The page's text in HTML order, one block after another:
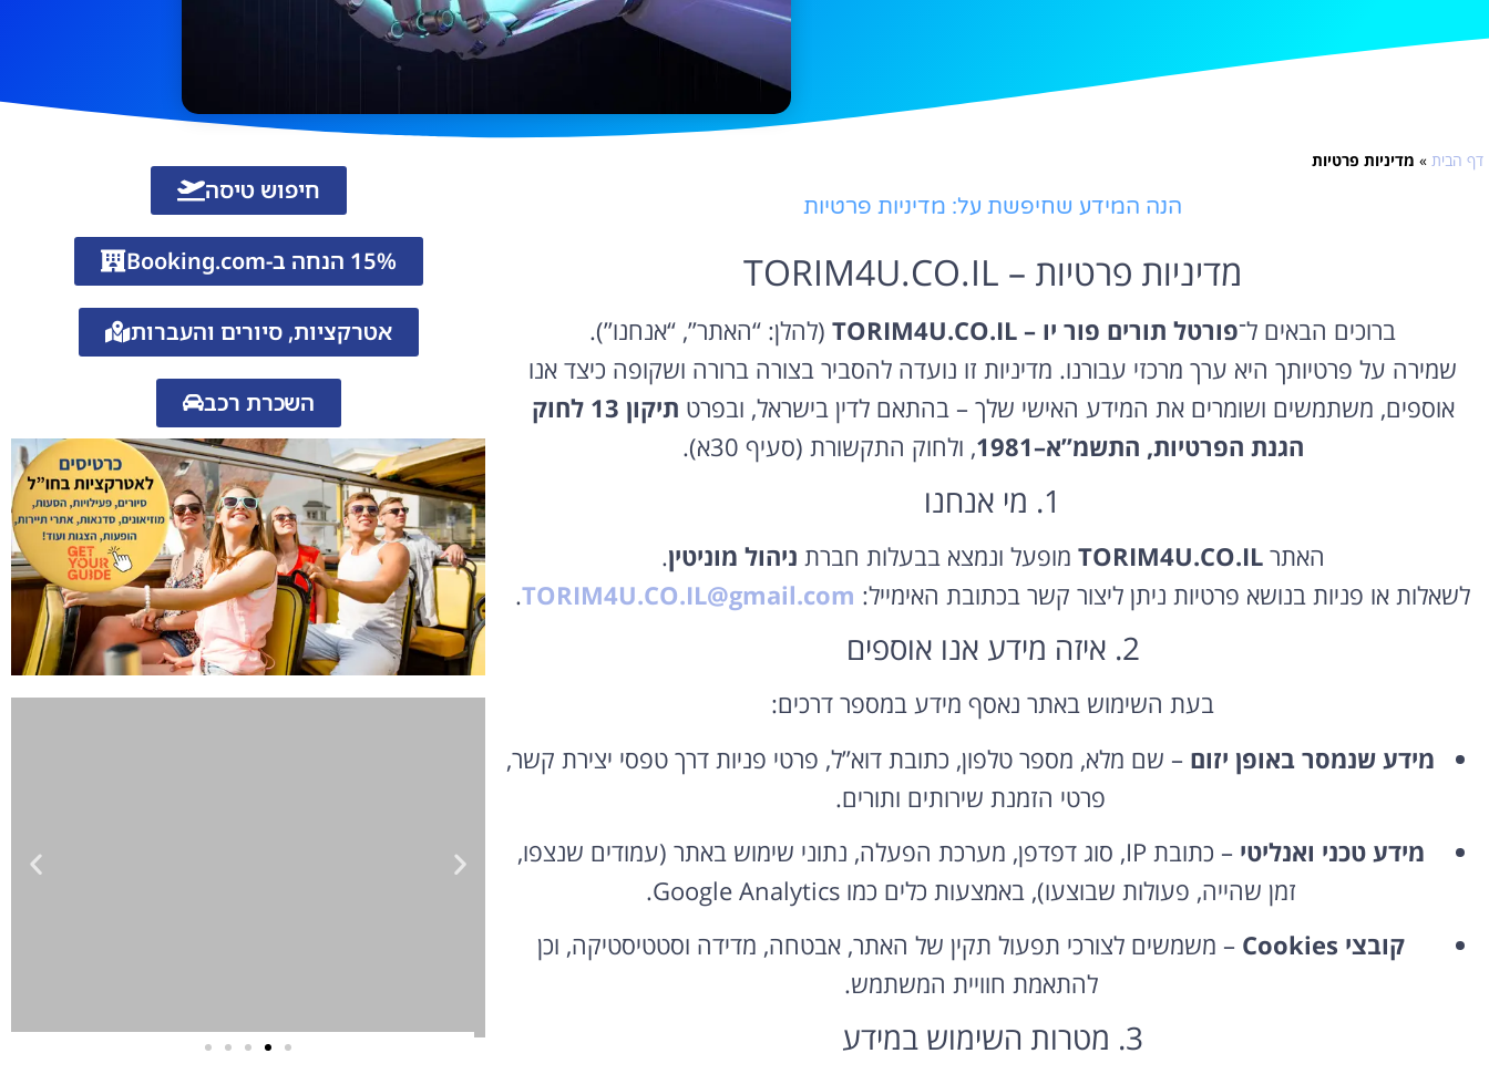
דף הבית » מדיניות פרטיות
הנה המידע שחיפשת על: מדיניות פרטיות
מדיניות פרטיות – TORIM4U.CO.IL
ברוכים הבאים ל־פורטל תורים פור יו – TORIM4U.CO.IL
(להלן: “האתר”, “אנחנו”).
שמירה על פרטיותך היא ערך מרכזי עבורנו. מדיניות זו נועדה להסביר בצורה ברורה ושקופה כיצד אנו
אוספים, משתמשים ושומרים את המידע האישי שלך – בהתאם לדין בישראל, ובפרט
תיקון 13 לחוק
הגנת הפרטיות, התשמ”א–1981
, ולחוק התקשורת (סעיף 30א).
1. מי אנחנו
האתרTORIM4U.CO.IL מופעל ונמצא בבעלות חברת ניהול מוניטין.
לשאלות או פניות בנושא פרטיות ניתן ליצור קשר בכתובת האימייל: TORIM4U.CO.IL@gmail.com
.
2. איזה מידע אנו אוספים
בעת השימוש באתר נאסף מידע במספר דרכים:
מידע שנמסר באופן יזום – שם מלא, מספר טלפון, כתובת דוא”ל, פרטי פניות דרך טפסי יצירת קשר,
פרטי הזמנת שירותים ותורים.
מידע טכני ואנליטי
– כתובת IP, סוג דפדפן, מערכת הפעלה, נתוני שימוש באתר (עמודים שנצפו,
זמן שהייה, פעולות שבוצעו), באמצעות כלים כמו Google Analytics.
קובצי Cookies
– משמשים לצורכי תפעול תקין של האתר, אבטחה, מדידה וסטטיסטיקה, וכן
להתאמת חוויית המשתמש.
3. מטרות השימוש במידע
חיפוש טיסה
15% הנחה ב-Booking.com
אטרקציות, סיורים והעברות
השכרת רכב